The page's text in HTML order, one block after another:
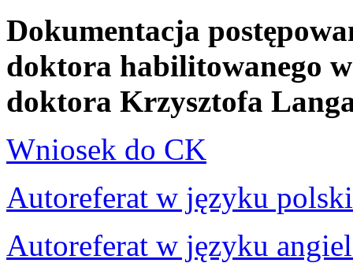
Dokumentacja
doktora habilitowanego
doktora Krzysztofa
Wniosek do CK
Autoreferat w języku
Autoreferat w języku